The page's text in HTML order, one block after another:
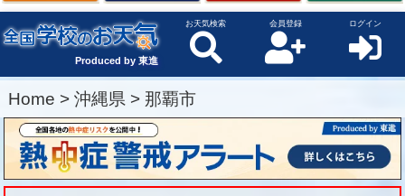
Produced by 東進
お天気検索 会員登録 ログイン
Home > 沖縄県 > 那覇市